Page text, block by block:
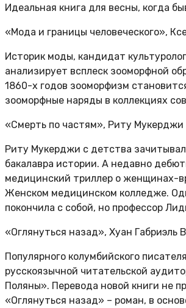
Идеальная книга для весны, когда
«Мода и границы человеческого»,
Историк моды, кандидат
анализирует всплеск зооморфной
1860-х годов зооморфизм
зооморфные наряды в коллекциях
«Смерть по частям», Риту Мукерджи
Риту Мукерджи с детства
бакалавра истории. А недавно
медицинский триллер о женщинах-
Женском медицинском колледже.
покончила с собой, но профессор
«Оглянуться назад», Хуан Габриэль
Популярного колумбийского
русскоязычной читательской
Поляны». Перевода новой книги не
«Оглянуться назад» – роман, в